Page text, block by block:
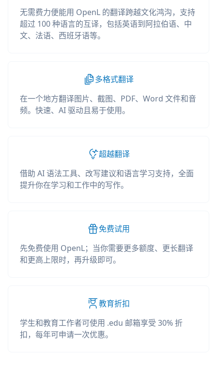
无需费力便能用 OpenL 的翻译跨越文化鸿沟，支持
超过 100 种语言的互译，包括英语到阿拉伯语、中
文、法语、西班牙语等。
多格式翻译
在一个地方翻译图片、截图、PDF、Word 文件和音
频。快速、AI 驱动且易于使用。
超越翻译
借助 AI 语法工具、改写建议和语言学习支持，全面
提升你在学习和工作中的写作。
免费试用
先免费使用 OpenL；当你需要更多额度、更长翻译
和更高上限时，再升级即可。
教育折扣
学生和教育工作者可使用 .edu 邮箱享受 30% 折
扣，每年可申请一次优惠。